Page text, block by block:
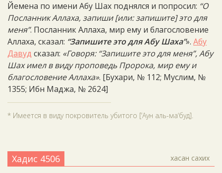
Йемена по имени Абу Шах поднялся и попросил: “О
Посланник Аллаха, запиши [или: запишите] это для
меня”. Посланник Аллаха, мир ему и благословение
Аллаха, сказал: “Запишите это для Абу Шаха”». Абу
Давуд сказал: «Говоря: “Запишите это для меня”, Абу
Шах имел в виду проповедь Пророка, мир ему и
благословение Аллаха». [Бухари, № 112; Муслим, №
1355; Ибн Маджа, № 2624]
* Имеется в виду покровитель убитого [‘Аун аль-ма‘буд].
Хадис 4506 хасан сахих